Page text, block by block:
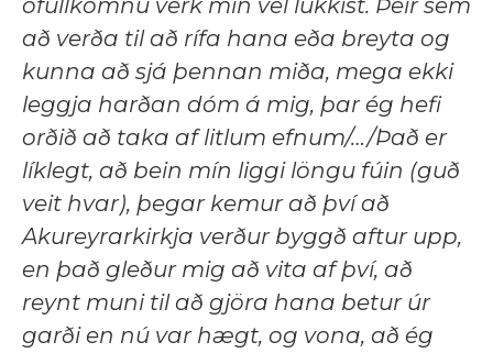
að verða til að rífa hana eða breyta og
kunna að sjá þennan miða, mega ekki
leggja harðan dóm á mig, þar ég hefi
orðið að taka af litlum efnum/…/Það er
líklegt, að bein mín liggi löngu fúin (guð
veit hvar), þegar kemur að því að
Akureyrarkirkja verður byggð aftur upp,
en það gleður mig að vita af því, að
reynt muni til að gjöra hana betur úr
garði en nú var hægt, og vona, að ég